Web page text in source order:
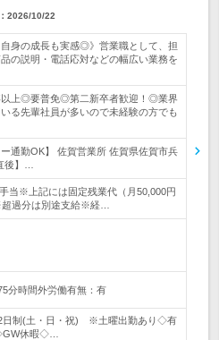
2026/10/22
自身の成長も実感◎》営業職として、担
の説明・電話応対などの幅広い業務を
上◎要普免◎第二新卒者歓迎！◎業界
る先輩社員が多いので未経験の方でも
ー通勤OK】 佐賀営業所 佐賀県佐賀市兵
後】…
当※上記には固定残業代（月50,000円
過分は別途支給※経…
分時間外労働有無：有
日制(土・日・祝) ※土曜出勤あり◇有
休暇◇…